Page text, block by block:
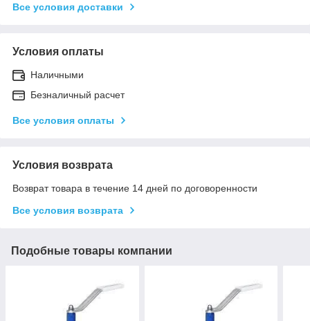
Все условия доставки
Условия оплаты
Наличными
Безналичный расчет
Все условия оплаты
Условия возврата
Возврат товара в течение 14 дней по договоренности
Все условия возврата
Подобные товары компании